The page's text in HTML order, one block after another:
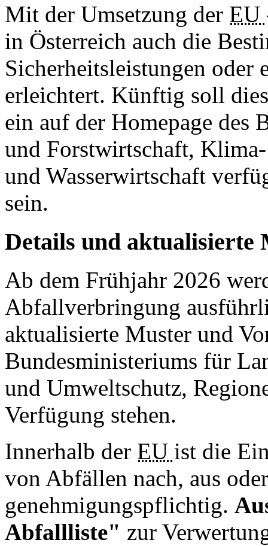
Mit der Umsetzung der EU
in Österreich auch die
Sicherheitsleistungen oder
erleichtert. Künftig soll
ein auf der Homepage des
und Forstwirtschaft,
und Wasserwirtschaft
sein.
Details und aktualisierte
Ab dem Frühjahr 2026
Abfallverbringung
aktualisierte Muster und
Bundesministeriums für
und Umweltschutz,
Verfügung stehen.
Innerhalb der EU ist die
von Abfällen nach, aus
genehmigungspflichtig.
Abfallliste" zur